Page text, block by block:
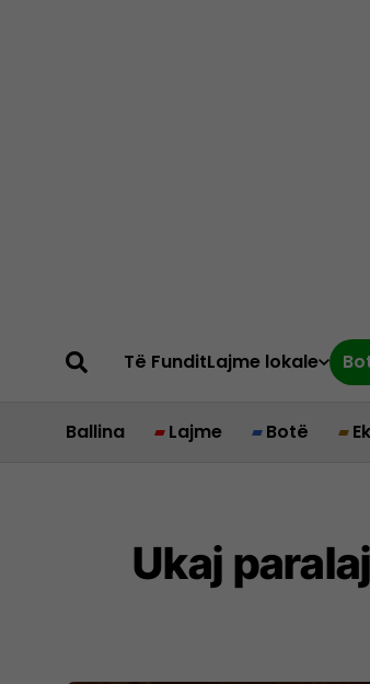
Të FunditLajme lokale
Ballina Lajme Botë
Ukaj